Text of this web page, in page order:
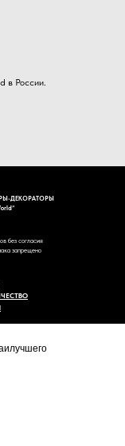
в России.
ДЕКОРАТОРЫ
без согласия
запрещено